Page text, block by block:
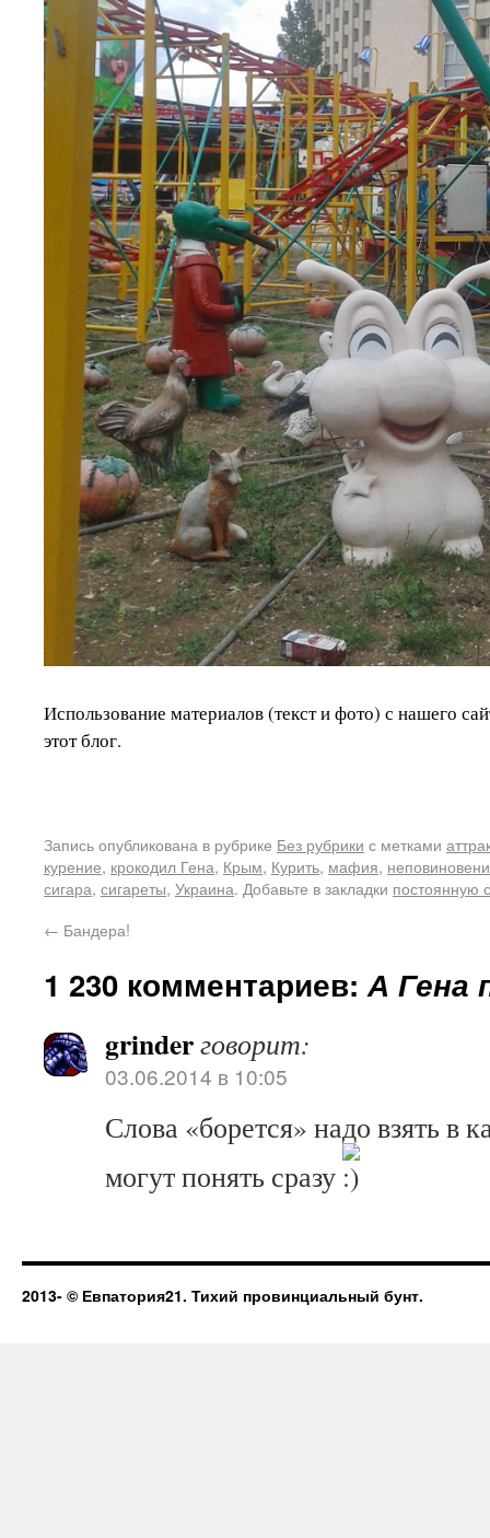
Использование материалов (текст и фото) с нашего
этот блог.
Запись опубликована в рубрике Без рубрики с метками
курение, крокодил Гена, Крым, Курить, мафия,
сигара, сигареты, Украина. Добавьте в закладки постоянную
← Бандера!
1 230 комментариев:А Гена
grinderговорит:
03.06.2014 в 10:05
Слова «борется» надо взять в
могут понять сразу
2013- © Евпатория21. Тихий провинциальный бунт.